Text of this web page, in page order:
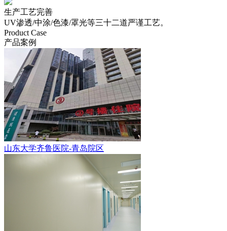
生产工艺完善
UV渗透/中涂/色漆/罩光等三十二道严谨工艺。
Product Case
产品案例
山东大学齐鲁医院-青岛院区